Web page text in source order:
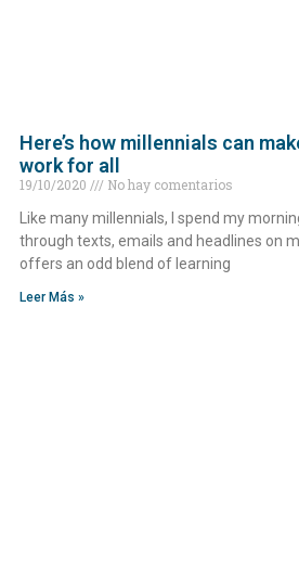
Here’s how millennials can
work for all
19/10/2020
No hay comentarios
Like many millennials, I spend my
through texts, emails and headlines on
offers an odd blend of learning
Leer Más »